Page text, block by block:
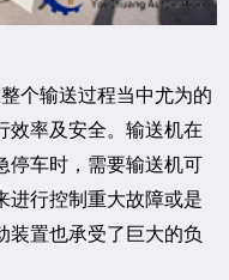
个输送过程当中尤为的
效率及安全。输送机在
停车时，需要输送机可
进行控制重大故障或是
装置也承受了巨大的负